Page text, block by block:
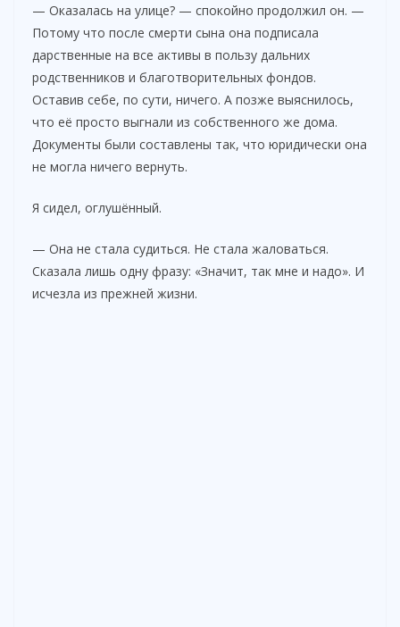
— Оказалась на улице? — спокойно продолжил он. —
Потому что после смерти сына она подписала
дарственные на все активы в пользу дальних
родственников и благотворительных фондов.
Оставив себе, по сути, ничего. А позже выяснилось,
что её просто выгнали из собственного же дома.
Документы были составлены так, что юридически она
не могла ничего вернуть.
Я сидел, оглушённый.
— Она не стала судиться. Не стала жаловаться.
Сказала лишь одну фразу: «Значит, так мне и надо». И
исчезла из прежней жизни.